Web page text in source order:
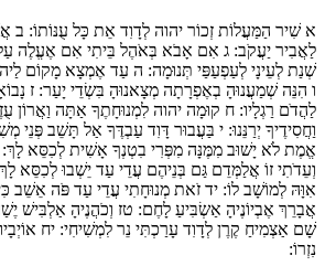
א שִׁיר הַמַּעֲלוֹת זְכוֹר יהוה לְדָוִד אֵת כָּל עֻנּוֹתוֹ: ב
לַאֲבִיר יַעֲקֹב: ג אִם אָבֹא בְּאֹהֶל בֵּיתִי אִם אֶעֱלֶה עַל
שְׁנַת לְעֵינָי לְעַפְעַפַּי תְּנוּמָה: ה עַד אֶמְצָא מָקוֹם
ו הִנֵּה שְׁמַעֲנוּהָ בְאֶפְרָתָה מְצָאנוּהָ בִּשְׂדֵי יָעַר: ז
לַהֲדֹם רַגְלָיו: ח קוּמָה יהוה לִמְנוּחָתֶךָ אַתָּה וַאֲרוֹן
וַחֲסִידֶיךָ יְרַנֵּנוּ: י בַּעֲבוּר דָּוִד עַבְדֶּךָ אַל תָּשֵׁב פְּנֵי
אֱמֶת לֹא יָשׁוּב מִמֶּנָּה מִפְּרִי בִטְנְךָ אָשִׁית לְכִסֵּא לָךְ:
וְעֵדֹתִי זוֹ אֲלַמְּדֵם גַּם בְּנֵיהֶם עֲדֵי עַד יֵשְׁבוּ לְכִסֵּא
אִוָּהּ לְמוֹשָׁב לוֹ: יד זֹאת מְנוּחָתִי עֲדֵי עַד פֹּה אֵשֵׁב
אֲבָרֵךְ אֶבְיוֹנֶיהָ אַשְׂבִּיעַ לָחֶם: טז וְכֹהֲנֶיהָ אַלְבִּישׁ
שָׁם אַצְמִיחַ קֶרֶן לְדָוִד עָרַכְתִּי נֵר לִמְשִׁיחִי: יח
נִזְרוֹ: